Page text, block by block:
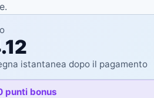
istantanea dopo il pagamento
punti bonus